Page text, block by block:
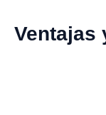
Ventajas